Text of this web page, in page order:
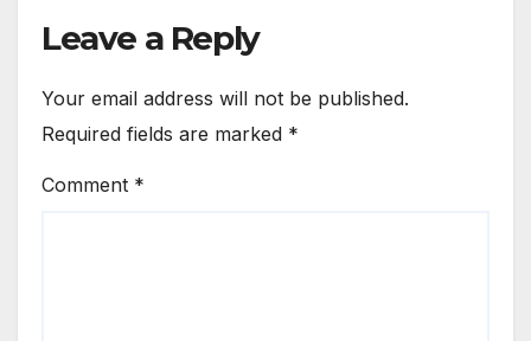
Leave a Reply
Your email address will not be published.
Required fields are marked *
Comment *